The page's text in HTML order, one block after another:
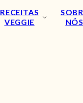
RECEITAS
VEGGIE
NÓS